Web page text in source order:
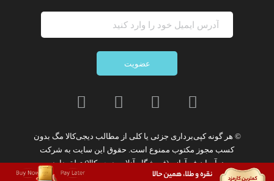
عضویت
© هر گونهکپی‌برداری جزئی یا کلی از مطالب دیجی‌کالا مگ بدون
کسب مجوز مکتوب ممنوع است. حقوق این سایت به شرکت
نوآوران فن‌آوازه (فروشگاه آنلاین دیجی‌کالا)تعلق دارد.